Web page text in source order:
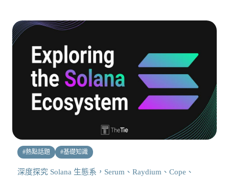
#熱點話題 #基礎知識
深度探究 Solana 生態系，Serum、Raydium、Cope、